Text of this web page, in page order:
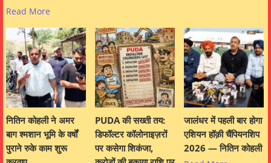
Read More
नितिन कोहली ने अमर
बाग श्मशान भूमि के वर्षों
पुराने रुके काम शुरू
PUDA की सख्ती तय:
डिफॉल्टर कॉलोनाइज़रों
पर कसेगा शिकंजा,
जालंधर में पहली बार होगा
एशियन हॉक़ी चैंपियनशिप
2026 — नितिन कोहली